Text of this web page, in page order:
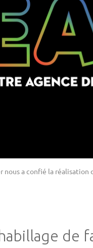
a confié la réalisation
de